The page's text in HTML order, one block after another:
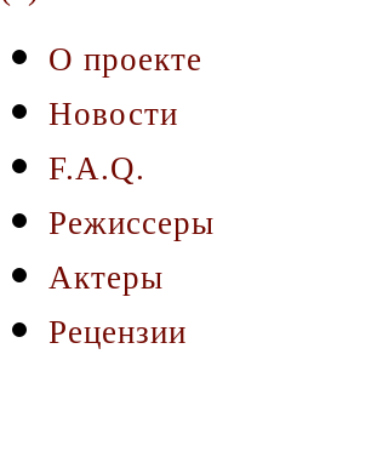
О проекте
Новости
F.A.Q.
Режиссеры
Актеры
Рецензии